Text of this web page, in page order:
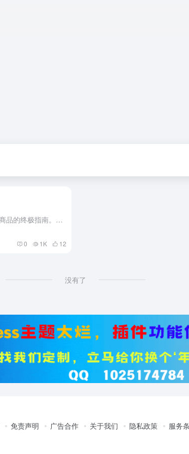
了解如何在易趣购物（eBay）上寻找独特创意商品的终极指南。通过关键词搜索、浏览特色分类、关注卖家评价、使用筛选功能等方法，找到与众不同的手工制作、限量版和定制商品，提升购物体验。
0 1K 12
没有了
免责声明 广告合作 关于我们 隐私政策 服务